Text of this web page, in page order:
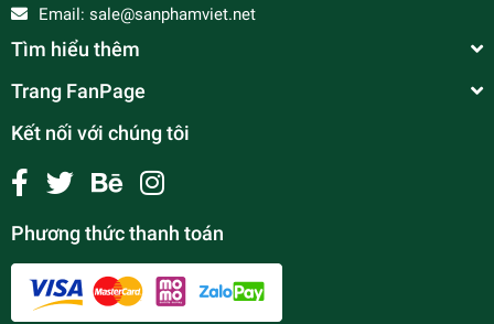
Email: sale@sanphamviet.net
Tìm hiểu thêm
Trang FanPage
Kết nối với chúng tôi
Phương thức thanh toán